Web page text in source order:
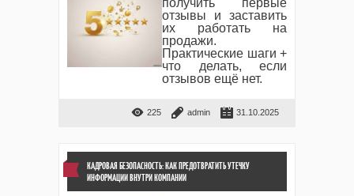
получить первые
отзывы и заставить
их работать на
продажи.
Практические шаги +
что делать, если
отзывов ещё нет.
225 admin 31.10.2025
КАДРОВАЯ БЕЗОПАСНОСТЬ: КАК ПРЕДОТВРАТИТЬ УТЕЧКУ
ИНФОРМАЦИИ ВНУТРИ КОМПАНИИ